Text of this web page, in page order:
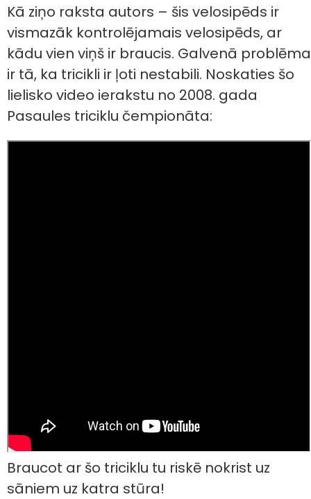
Kā ziņo raksta autors – šis velosipēds ir
vismazāk kontrolējamais velosipēds, ar
kādu vien viņš ir braucis. Galvenā problēma
ir tā, ka tricikli ir ļoti nestabili. Noskaties šo
lielisko video ierakstu no 2008. gada
Pasaules triciklu čempionāta:
Braucot ar šo triciklu tu riskē nokrist uz
sāniem uz katra stūra!